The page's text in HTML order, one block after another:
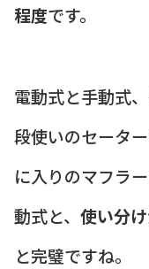
程度です。
電動式と手動式
段使いのセータ
に入りのマフラ
動式と、 使い分け
と完璧ですね。